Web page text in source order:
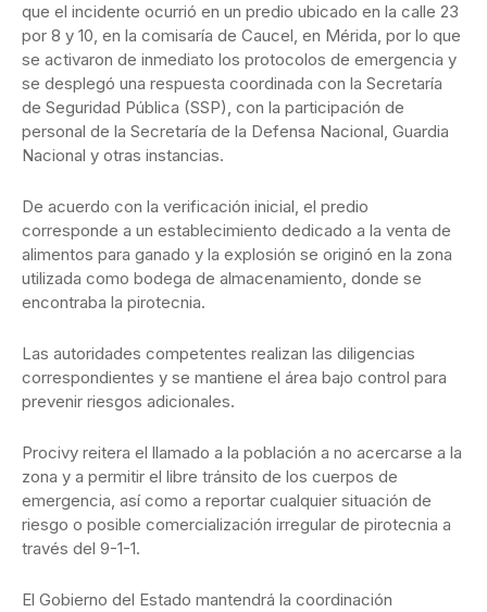
que el incidente ocurrió en un predio ubicado en la calle 23
por 8 y 10, en la comisaría de Caucel, en Mérida, por lo que
se activaron de inmediato los protocolos de emergencia y
se desplegó una respuesta coordinada con la Secretaría
de Seguridad Pública (SSP), con la participación de
personal de la Secretaría de la Defensa Nacional, Guardia
Nacional y otras instancias.
De acuerdo con la verificación inicial, el predio
corresponde a un establecimiento dedicado a la venta de
alimentos para ganado y la explosión se originó en la zona
utilizada como bodega de almacenamiento, donde se
encontraba la pirotecnia.
Las autoridades competentes realizan las diligencias
correspondientes y se mantiene el área bajo control para
prevenir riesgos adicionales.
Procivy reitera el llamado a la población a no acercarse a la
zona y a permitir el libre tránsito de los cuerpos de
emergencia, así como a reportar cualquier situación de
riesgo o posible comercialización irregular de pirotecnia a
través del 9-1-1.
El Gobierno del Estado mantendrá la coordinación